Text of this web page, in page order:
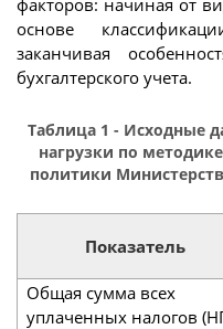
факторов: начиная от
основе
заканчивая
бухгалтерского учета.
Таблица 1 - Исходные
нагрузки по
политики
Показатель
Общая сумма всех
уплаченных налогов